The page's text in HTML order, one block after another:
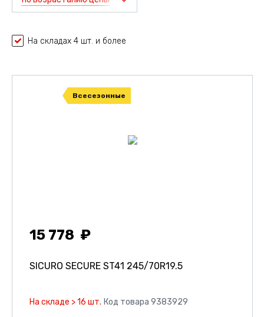
На складах 4 шт. и более
Всесезонные
15 778
SICURO SECURE ST41 245/70R19.5
На складе > 16 шт. Код товара 9383929